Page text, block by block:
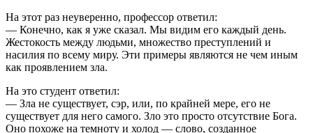
На этот раз неуверенно, профессор ответил:
— Конечно, как я уже сказал. Мы видим его каждый день.
Жестокость между людьми, множество преступлений и
насилия по всему миру. Эти примеры являются не чем иным
как проявлением зла.
На это студент ответил:
— Зла не существует, сэр, или, по крайней мере, его не
существует для него самого. Зло это просто отсутствие Бога.
Оно похоже на темноту и холод — слово, созданное